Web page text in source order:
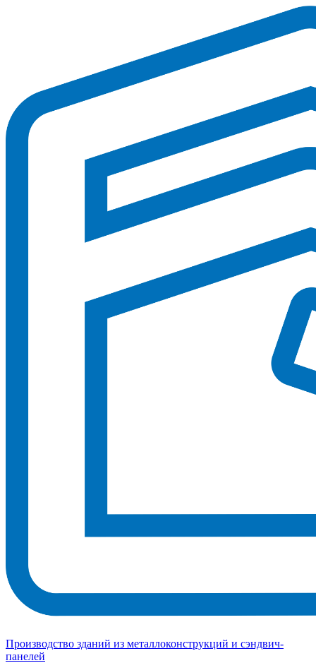
Производство зданий из металлоконструкций и сэндвич-
панелей